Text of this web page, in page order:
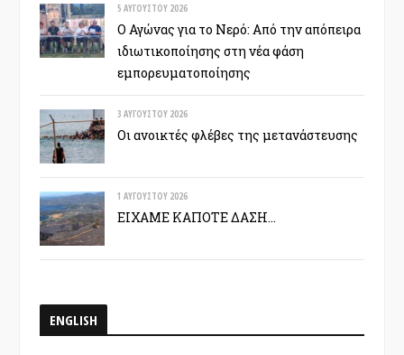
5 ΑΥΓΟΎΣΤΟΥ 2026
Ο Αγώνας για το Νερό: Από την απόπειρα
ιδιωτικοποίησης στη νέα φάση
εμπορευματοποίησης
3 ΑΥΓΟΎΣΤΟΥ 2026
Οι ανοικτές φλέβες της μετανάστευσης
1 ΑΥΓΟΎΣΤΟΥ 2026
ΕΙΧΑΜΕ ΚΑΠΟΤΕ ΔΑΣΗ…
ENGLISH